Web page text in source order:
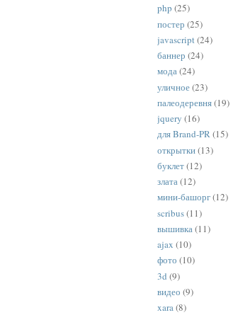
php (25)
постер (25)
javascript(24)
баннер (24)
мода(24)
уличное(23)
палеодеревня(19)
jquery (16)
для Brand-PR(15)
открытки(13)
буклет(12)
злата(12)
мини-башорг(12)
scribus(11)
вышивка(11)
ajax (10)
фото (10)
3d (9)
видео (9)
xara(8)